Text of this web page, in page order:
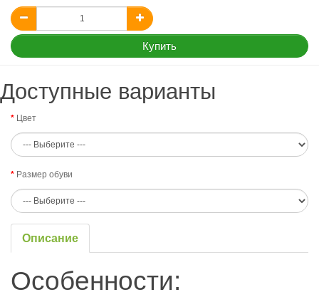
Купить
Доступные варианты
Цвет
Размер обуви
Описание
Особенности: